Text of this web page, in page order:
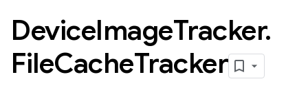
DeviceImageTracker.
FileCacheTracker